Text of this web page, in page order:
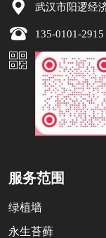
武汉市阳逻经
135-0101-2915
服务范围
绿植墙
永生苔藓